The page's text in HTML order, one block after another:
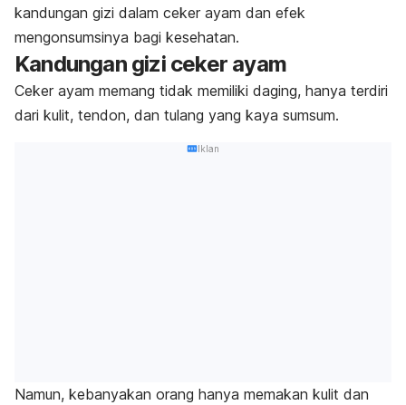
kandungan gizi dalam ceker ayam dan efek
mengonsumsinya bagi kesehatan.
Kandungan gizi ceker ayam
Ceker ayam memang tidak memiliki daging, hanya terdiri
dari kulit, tendon, dan tulang yang kaya sumsum.
Iklan
Namun, kebanyakan orang hanya memakan kulit dan